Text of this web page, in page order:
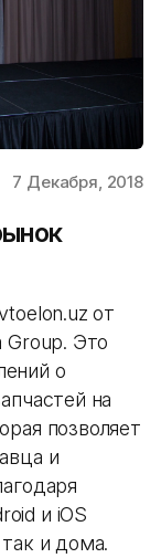
7 Декабря, 2018
от
Group. Это
о
на
позволяет
и
и iOS
и дома.